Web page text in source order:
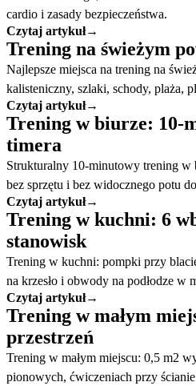
cardio i zasady bezpieczeństwa.
Czytaj artykuł→
Trening na świeżym
Najlepsze miejsca na trening na
kalisteniczny, szlaki, schody, plaża,
Czytaj artykuł→
Trening w biurze: 10-
timera
Strukturalny 10-minutowy trening w
bez sprzętu i bez widocznego potu
Czytaj artykuł→
Trening w kuchni: 6
stanowisk
Trening w kuchni: pompki przy
na krzesło i obwody na podłodze w
Czytaj artykuł→
Trening w małym
przestrzeń
Trening w małym miejscu: 0,5 m2
pionowych, ćwiczeniach przy